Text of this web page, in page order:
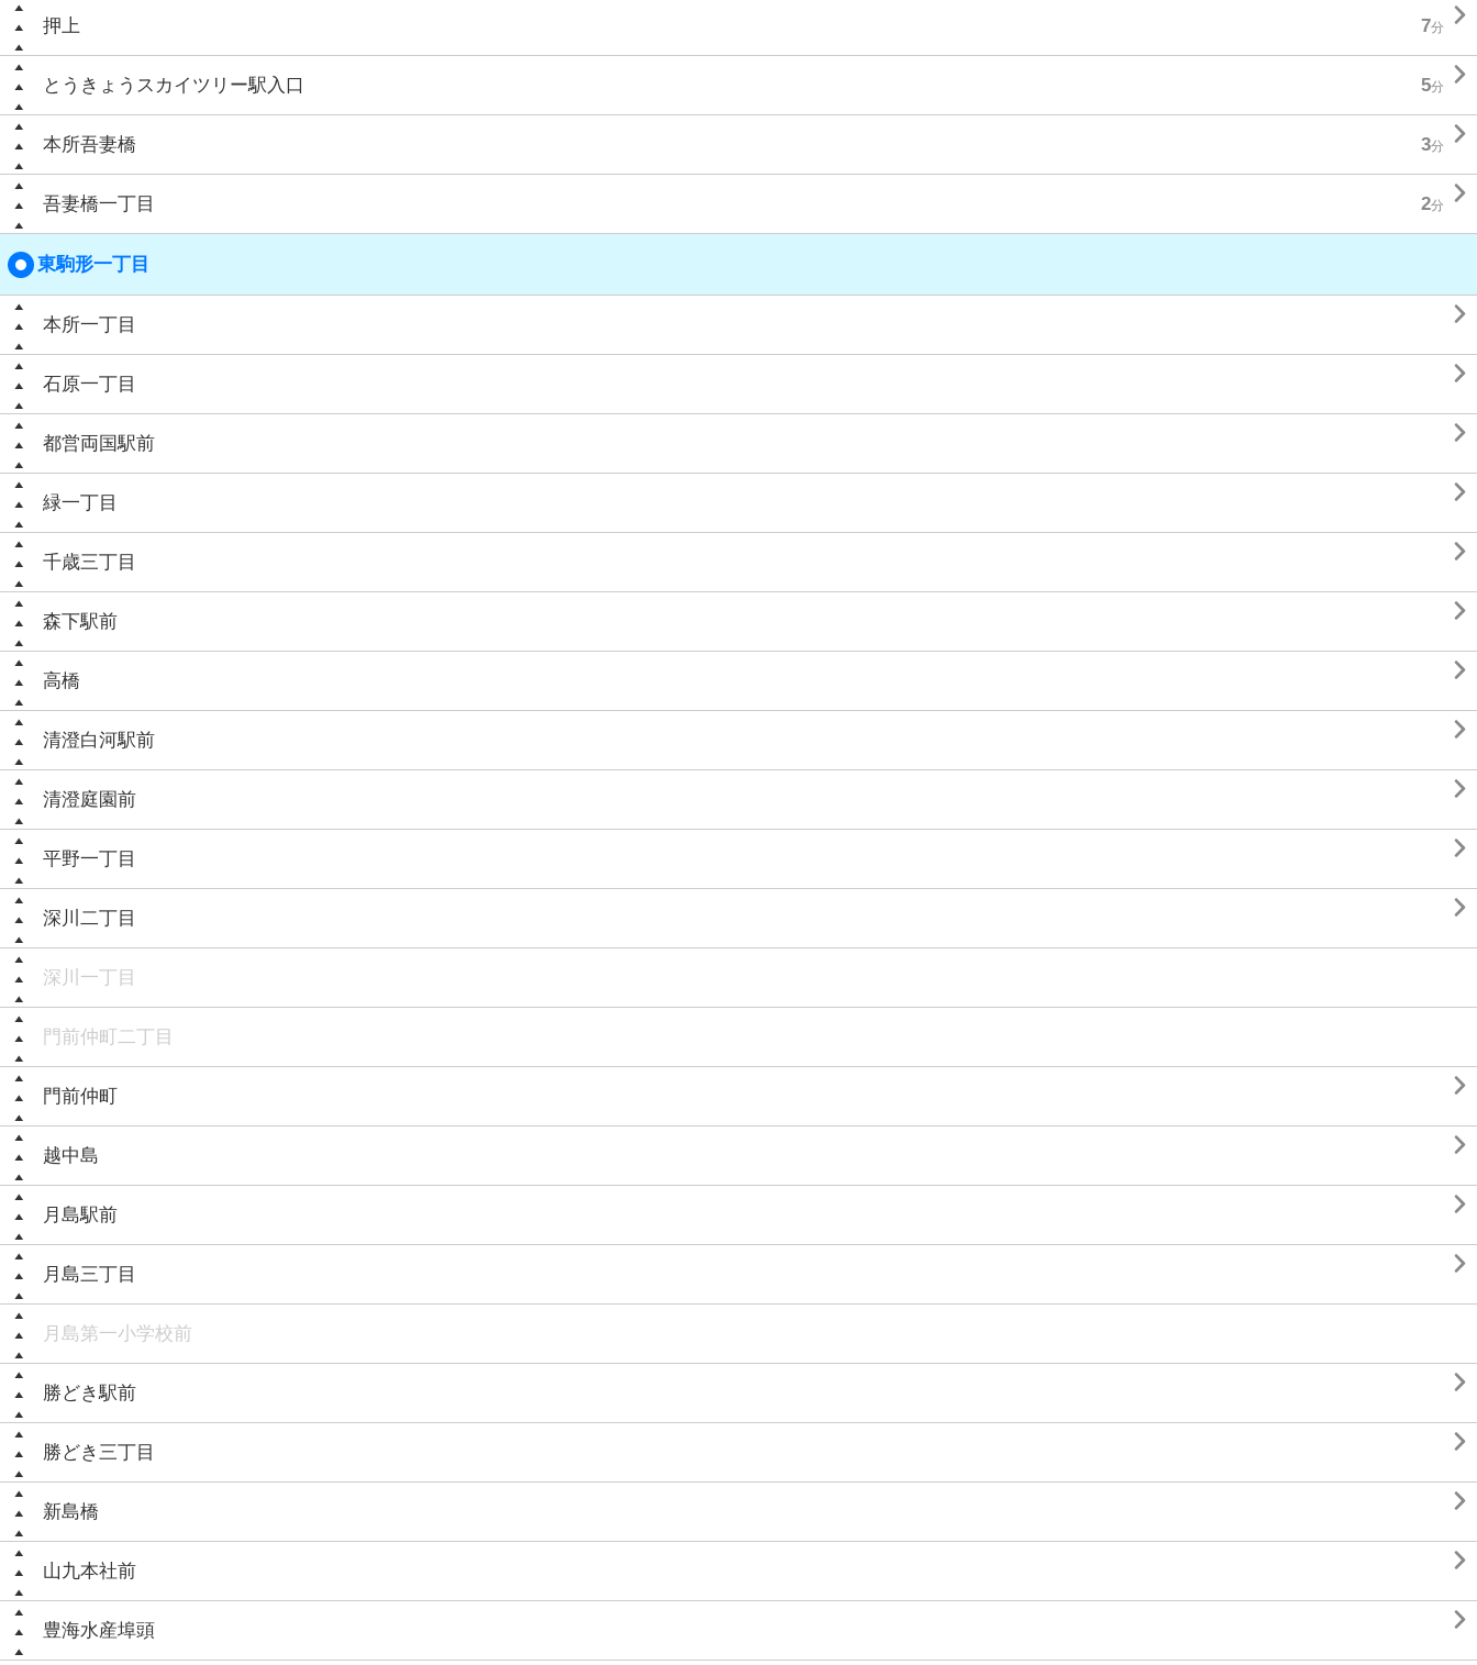
押上 7分 
とうきょうスカイツリー駅入口 5分 
本所吾妻橋 3分 
吾妻橋一丁目 2分 
東駒形一丁目
本所一丁目 
石原一丁目 
都営両国駅前 
緑一丁目 
千歳三丁目 
森下駅前 
高橋 
清澄白河駅前 
清澄庭園前 
平野一丁目 
深川二丁目 
深川一丁目
門前仲町二丁目
門前仲町 
越中島 
月島駅前 
月島三丁目 
月島第一小学校前
勝どき駅前 
勝どき三丁目 
新島橋 
山九本社前 
豊海水産埠頭 